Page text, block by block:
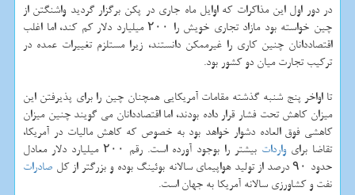
در دور اول این مذاكرات كه اوایل ماه جاری در پكن برگزار گردید واشنگتن از
چین خواسته بود مازاد تجاری خویش را ۲۰۰ میلیارد دلار كم كند، اما اغلب
اقتصاددانان چنین كاری را غیرممكن دانستند، زیرا مستلزم تغییرات عمده در
تركیب تجارت میان دو كشور بود.
تا اواخر پنج شنبه گذشته مقامات آمریكایی همچنان چین را برای پذیرفتن این
میزان كاهش تحت فشار قرار داده بودند، اما اقتصاددانان می گویند چنین میزان
كاهشی فوق العاده دشوار خواهد بود به خصوص كه كاهش مالیات در آمریكا،
تقاضا برایواردات
بیشتر را بوجود آورده است. رقم ۲۰۰ میلیارد دلار معادل
حدود ۹۰ درصد از تولید هواپیمای سالانه بوئینگ بوده و بزرگتر از كل
صادرات
نفت و كشاورزی سالانه آمریكا به جهان است.